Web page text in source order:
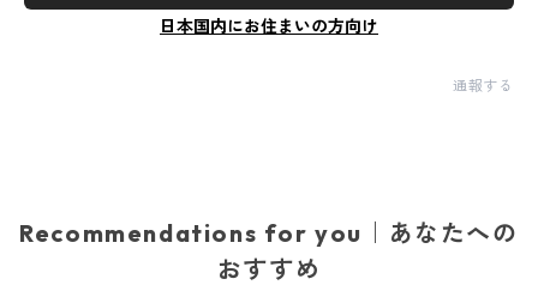
日本国内にお住まいの方向け
通報する
Recommendations for you｜あなたへの
おすすめ